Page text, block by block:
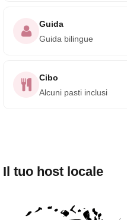
Guida
Guida bilingue
Cibo
Alcuni pasti inclusi
Il tuo host locale